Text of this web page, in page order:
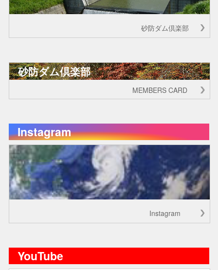
砂防ダム倶楽部
砂防ダム倶楽部
MEMBERS CARD
Instagram
Instagram
YouTube